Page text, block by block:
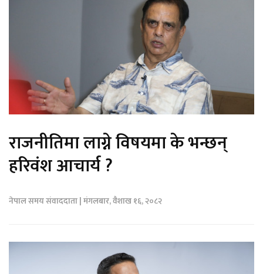
राजनीतिमा लाग्ने विषयमा के भन्छन्
हरिवंश आचार्य ?
नेपाल समय संवाददाता | मंगलबार, वैशाख १६, २०८२